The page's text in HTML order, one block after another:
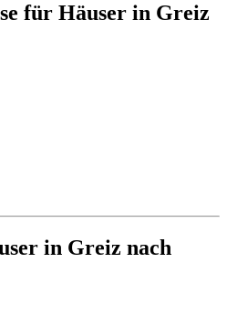
für Häuser in Greiz
in Greiz nach